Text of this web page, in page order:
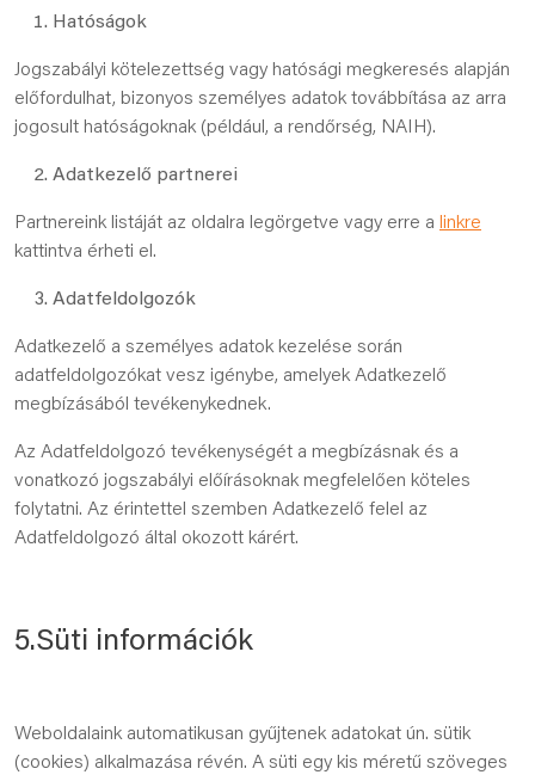
Hatóságok
Jogszabályi kötelezettség vagy hatósági megkeresés alapján
előfordulhat, bizonyos személyes adatok továbbítása az arra
jogosult hatóságoknak (például, a rendőrség, NAIH).
Adatkezelő partnerei
Partnereink listáját az oldalra legörgetve vagy erre a linkre
kattintva érheti el.
Adatfeldolgozók
Adatkezelő a személyes adatok kezelése során
adatfeldolgozókat vesz igénybe, amelyek Adatkezelő
megbízásából tevékenykednek.
Az Adatfeldolgozó tevékenységét a megbízásnak és a
vonatkozó jogszabályi előírásoknak megfelelően köteles
folytatni. Az érintettel szemben Adatkezelő felel az
Adatfeldolgozó által okozott kárért.
5.Süti információk
Weboldalaink automatikusan gyűjtenek adatokat ún. sütik
(cookies) alkalmazása révén. A süti egy kis méretű szöveges